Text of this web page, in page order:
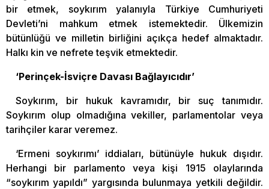
bir etmek, soykırım yalanıyla Türkiye Cumhuriyeti
Devleti’ni mahkum etmek istemektedir. Ülkemizin
bütünlüğü ve milletin birliğini açıkça hedef almaktadır.
Halkı kin ve nefrete teşvik etmektedir.
‘Perinçek-İsviçre Davası Bağlayıcıdır’
Soykırım, bir hukuk kavramıdır, bir suç tanımıdır.
Soykırım olup olmadığına vekiller, parlamentolar veya
tarihçiler karar veremez.
‘Ermeni soykırımı’ iddiaları, bütünüyle hukuk dışıdır.
Herhangi bir parlamento veya kişi 1915 olaylarında
“soykırım yapıldı” yargısında bulunmaya yetkili değildir.